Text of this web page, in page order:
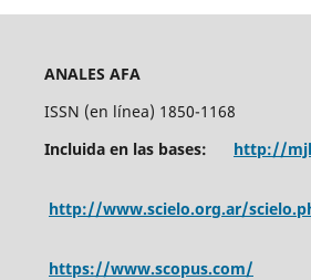
ANALES AFA
ISSN (en línea) 1850-1168
Incluida en las bases: http://
http://www.scielo.org.ar/
https://www.scopus.com/